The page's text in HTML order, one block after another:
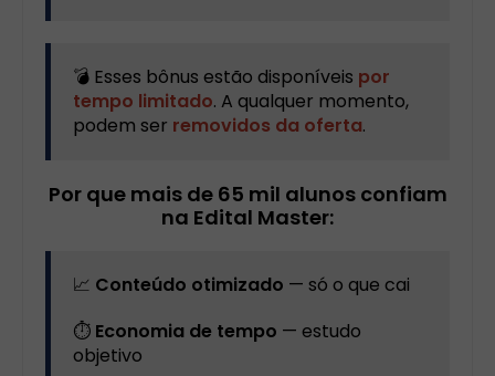
💣 Esses bônus estão disponíveis por
tempo limitado. A qualquer momento,
podem ser removidos da oferta.
Por que mais de 65 mil alunos confiam
na Edital Master:
📈 Conteúdo otimizado — só o que cai
⏱️ Economia de tempo — estudo
objetivo